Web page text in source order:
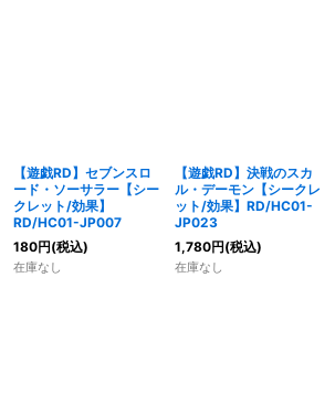
【遊戯RD】セブンスロ
ード・ソーサラー【シー
クレット/効果】
RD/HC01-JP007
180円(税込)
在庫なし
【遊戯RD】決戦のスカ
ル・デーモン【シークレ
ット/効果】RD/HC01-
JP023
1,780円(税込)
在庫なし